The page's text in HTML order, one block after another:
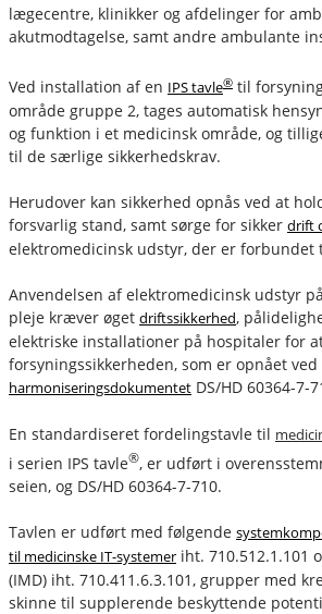
lægecentre, klinikker og afdelinger for
akutmodtagelse, samt andre ambulante
Ved installation af en IPS tavle® til
område gruppe 2, tages automatisk
og funktion i et medicinsk område, og
til de særlige sikkerhedskrav.
Herudover kan sikkerhed opnås ved at
forsvarlig stand, samt sørge for sikker drift
elektromedicinsk udstyr, der er forbundet
Anvendelsen af elektromedicinsk udstyr
pleje kræver øget driftssikkerhed,
elektriske installationer på hospitaler for
forsyningssikkerheden, som er opnået
harmoniseringsdokumentet DS/HD 60364-7-
En standardiseret fordelingstavle til
i serien IPS tavle®, er udført i
seien, og DS/HD 60364-7-710.
Tavlen er udført med følgende
til medicinske IT-systemer iht. 710.512.1.101
(IMD) iht. 710.411.6.3.101, grupper med
skinne til supplerende beskyttende